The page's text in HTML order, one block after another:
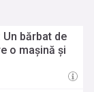
bărbat de
o mașină și